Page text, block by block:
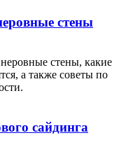
стены
стены, какие
а также советы по
сайдинга